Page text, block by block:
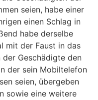
seien, habe einer
einen Schlag in
habe derselbe
mit der Faust in das
Geschädigte den
der sein Mobiltelefon
seien, übergeben
sowie eine weitere